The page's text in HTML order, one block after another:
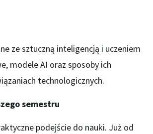
ze sztuczną inteligencją i uczeniem
modele AI oraz sposoby ich
technologicznych.
semestru
podejście do nauki. Już od